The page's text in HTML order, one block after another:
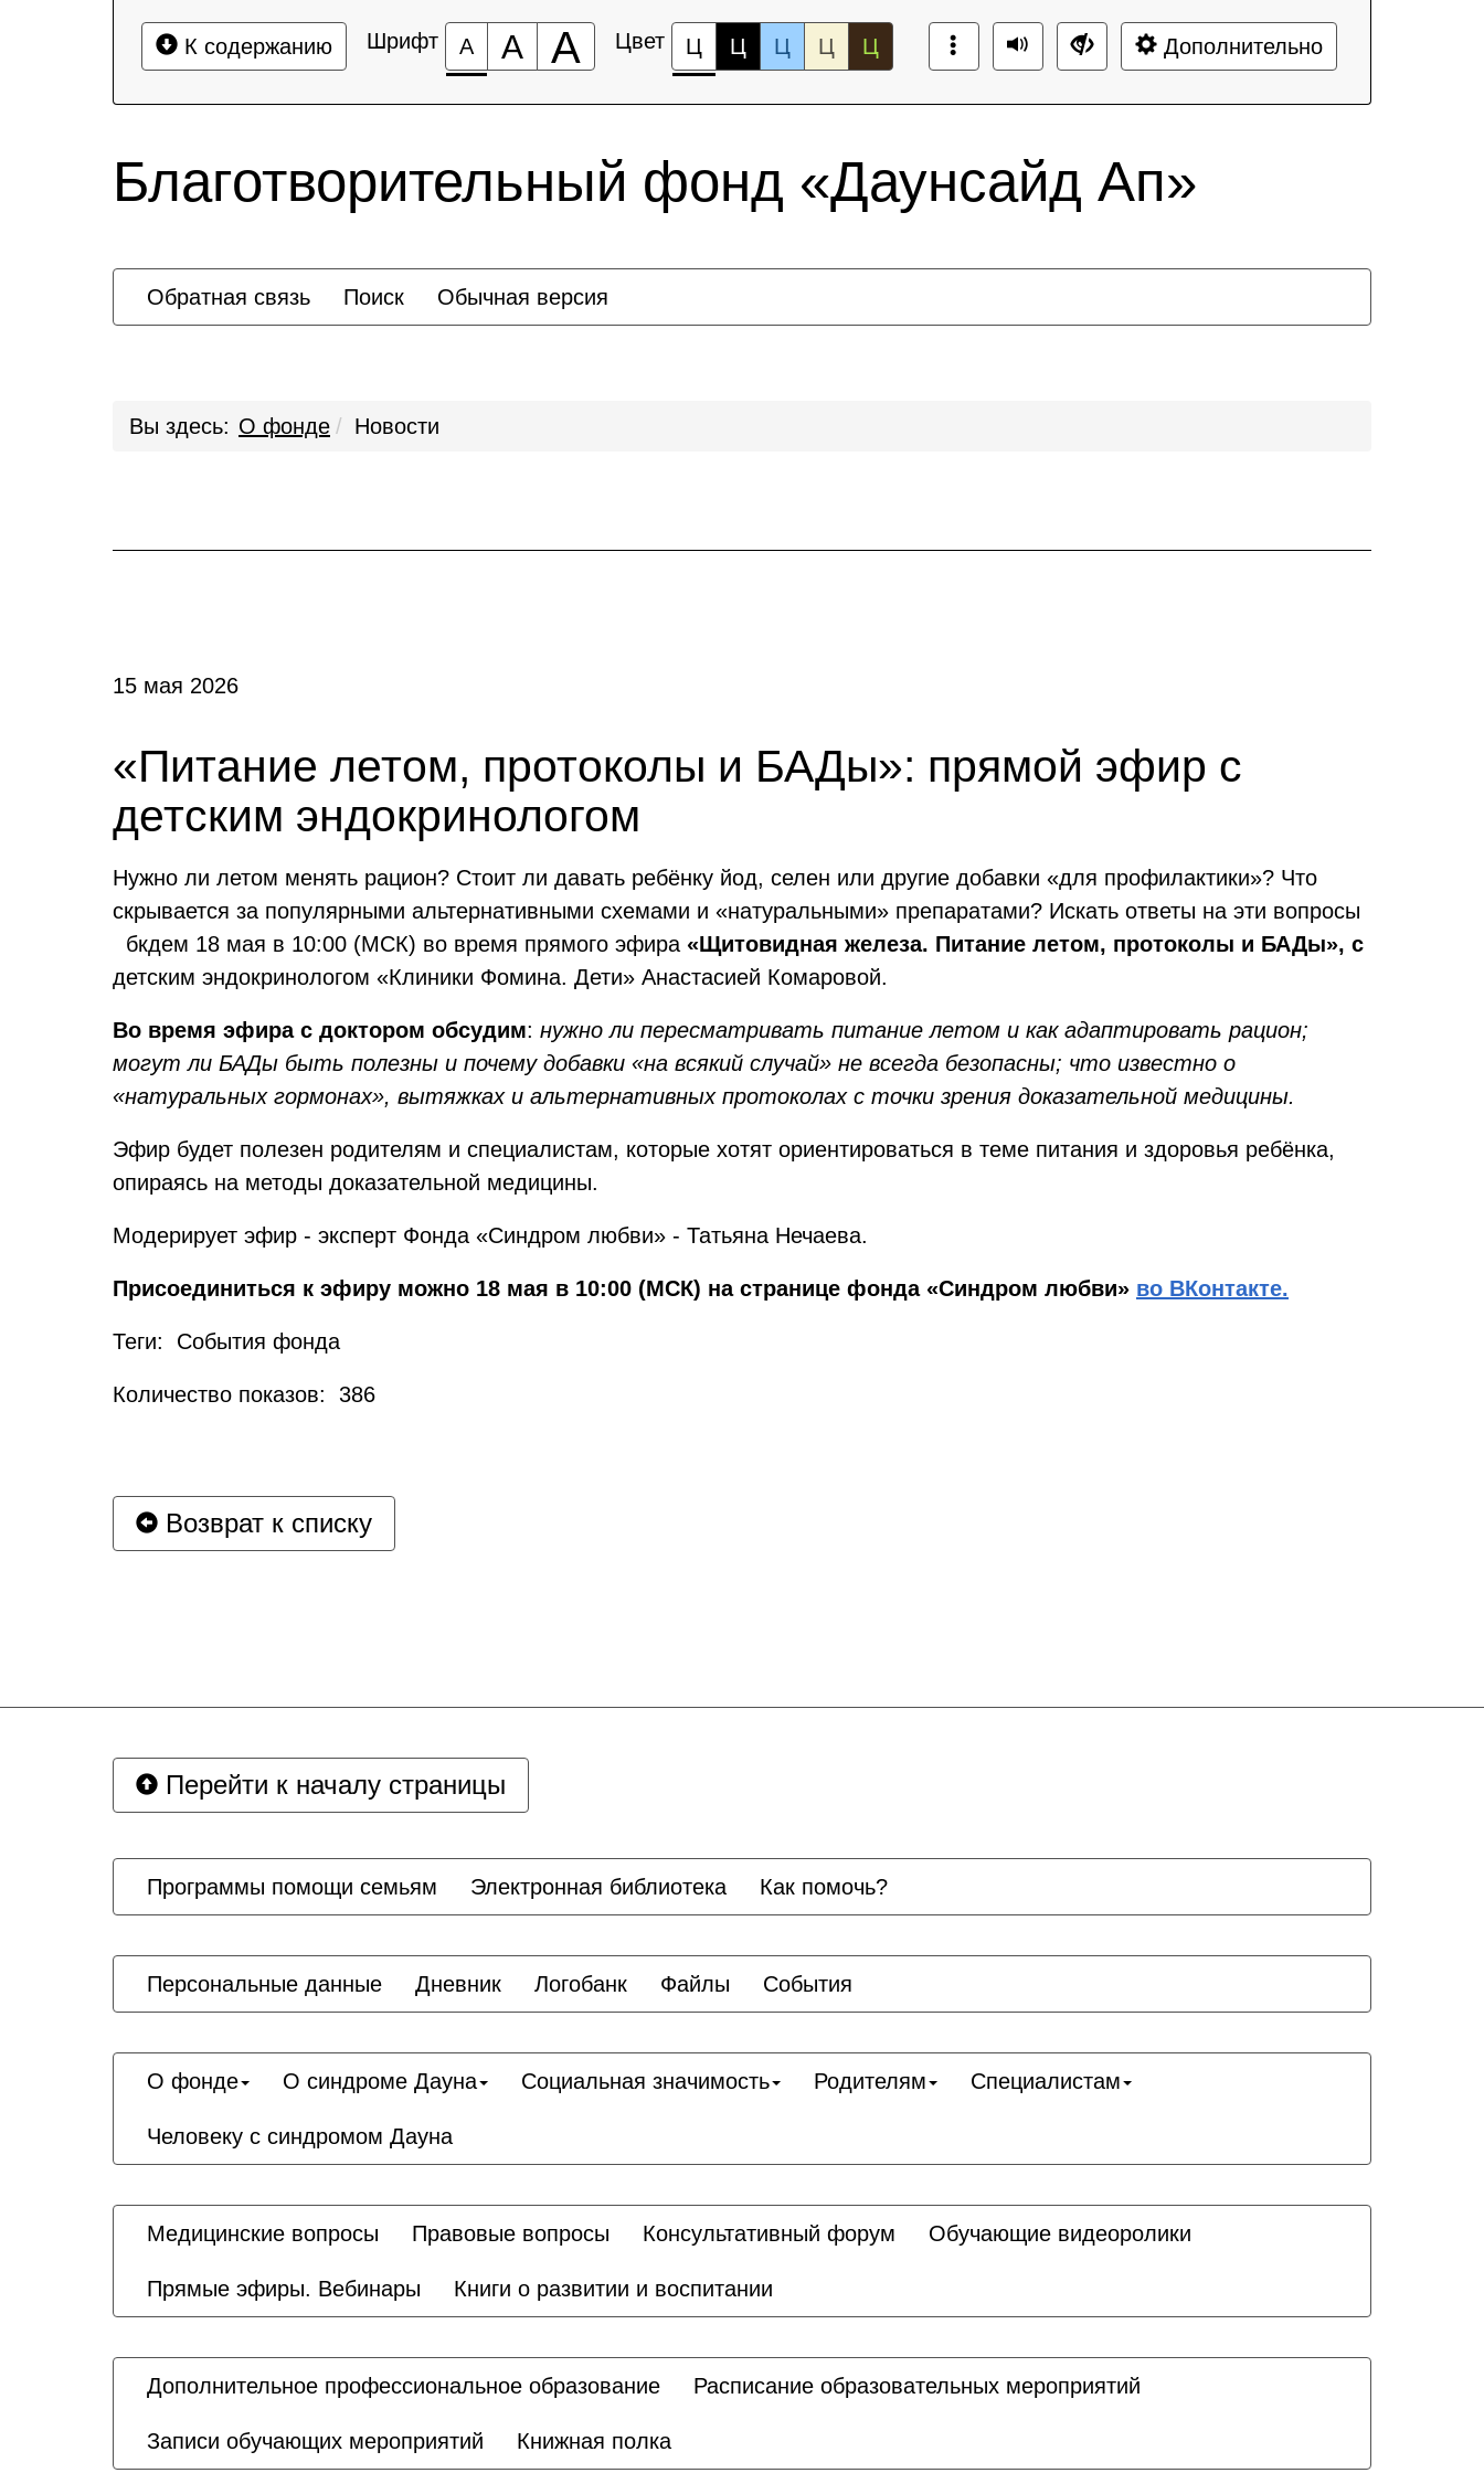
К содержанию Шрифт А А А Цвет Ц Ц Ц Ц Ц Дополнительно
Благотворительный фонд «Даунсайд Ап»
Обратная связь Поиск Обычная версия
Вы здесь: О фонде Новости
15 мая 2026
«Питание летом, протоколы и БАДы»: прямой эфир с
детским эндокринологом
Нужно ли летом менять рацион? Стоит ли давать ребёнку йод, селен или другие добавки «для профилактики»? Что
скрывается за популярными альтернативными схемами и «натуральными» препаратами? Искать ответы на эти вопросы
бкдем 18 мая в 10:00 (МСК) во время прямого эфира «Щитовидная железа. Питание летом, протоколы и БАДы», с
детским эндокринологом «Клиники Фомина. Дети» Анастасией Комаровой.
Во время эфира с доктором обсудим: нужно ли пересматривать питание летом и как адаптировать рацион;
могут ли БАДы быть полезны и почему добавки «на всякий случай» не всегда безопасны; что известно о
«натуральных гормонах», вытяжках и альтернативных протоколах с точки зрения доказательной медицины.
Эфир будет полезен родителям и специалистам, которые хотят ориентироваться в теме питания и здоровья ребёнка,
опираясь на методы доказательной медицины.
Модерирует эфир - эксперт Фонда «Синдром любви» - Татьяна Нечаева.
Присоединиться к эфиру можно 18 мая в 10:00 (МСК) на странице фонда «Синдром любви» во ВКонтакте.
Теги: События фонда
Количество показов: 386
Возврат к списку
Перейти к началу страницы
Программы помощи семьям Электронная библиотека Как помочь?
Персональные данные Дневник Логобанк Файлы События
О фонде О синдроме Дауна Социальная значимость Родителям Специалистам
Человеку с синдромом Дауна
Медицинские вопросы Правовые вопросы Консультативный форум Обучающие видеоролики
Прямые эфиры. Вебинары Книги о развитии и воспитании
Дополнительное профессиональное образование Расписание образовательных мероприятий
Записи обучающих мероприятий Книжная полка